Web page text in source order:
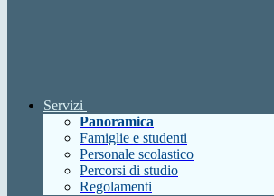
Servizi
Panoramica
Famiglie e studenti
Personale scolastico
Percorsi di studio
Regolamenti